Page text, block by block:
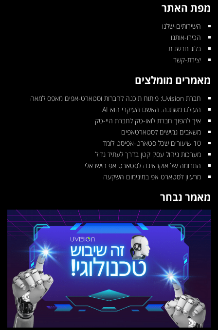
מפת האתר
השירותים-שלנו
הכירו-אותנו
בלוג חדשנות
יצירת-קשר
מאמרים מומלצים
חברת Uvision: פיתוח תוכנה לחברות וסטארט-אפים מאפס למאה
העולם משתנה. האשם העיקרי הוא AI
איך להפוך חברת לואו-טק לחברת היי-טק
משאבים גמישים לסטארטאפים
10 שיעורים שכל סטארט-אפיסט לומד
מערכות ניהול עסק קטן בדרך לעתיד גדול
התרומה של אוקראינה לסטארט אפ הישראלי
מרעיון לסטארט אפ במינימום השקעה
מאמר נבחר